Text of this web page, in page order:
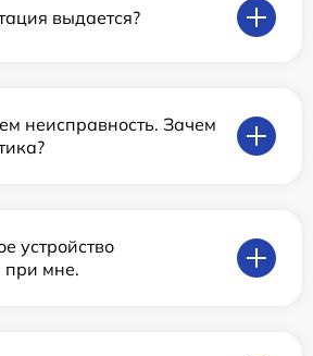
выдается?
неисправность. Зачем
устройство
при мне.